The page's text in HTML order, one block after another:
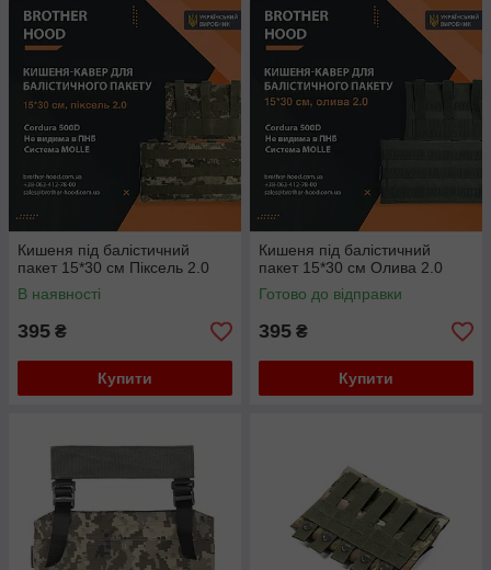
Кишеня під балістичний
пакет 15*30 см Піксель 2.0
В наявності
395 ₴
Купити
Кишеня під балістичний
пакет 15*30 см Олива 2.0
Готово до відправки
395 ₴
Купити